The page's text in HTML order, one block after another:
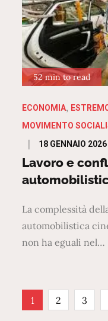
52 min to read
ECONOMIA
MOVIMENTO
Posted
on
18 GENNAIO 2026
Lavoro e
La complessità
automobilistica
non ha eguali nel…
1 2 3